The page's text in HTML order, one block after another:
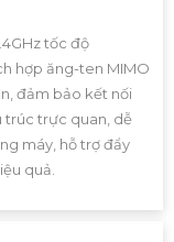
tốc độ
hợp ăng-ten MIMO
đảm bảo kết nối
trúc trực quan, dễ
máy, hỗ trợ đẩy
quả.